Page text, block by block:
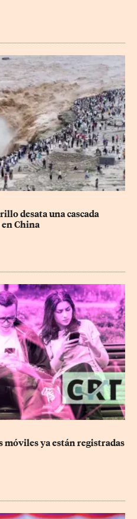
desata una cascada
en China
móviles ya están registradas